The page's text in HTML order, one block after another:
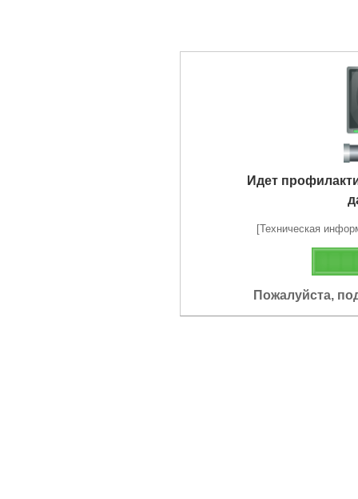
Идет
[Техническая
Пожалуйста,